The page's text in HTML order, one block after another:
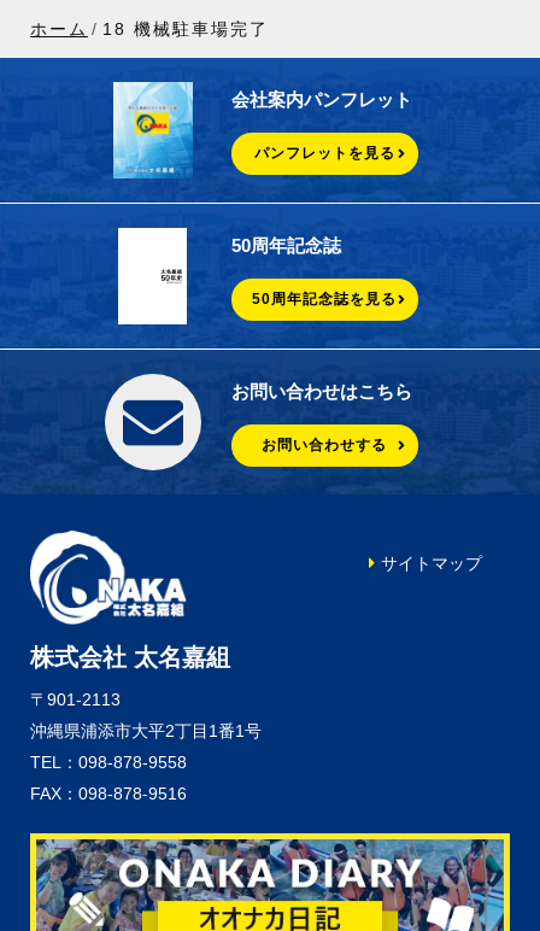
ホーム 18 機械駐車場完了
会社案内パンフレット
パンフレットを見る
50周年記念誌
50周年記念誌を見る
お問い合わせはこちら
お問い合わせする
株式会社 太名嘉組
〒901-2113
沖縄県浦添市大平2丁目1番1号
TEL：098-878-9558
FAX：098-878-9516
サイトマップ